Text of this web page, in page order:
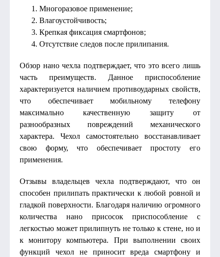
Многоразовое применение;
Влагоустойчивость;
Крепкая фиксация смартфонов;
Отсутствие следов после прилипания.
Обзор нано чехла подтверждает, что это всего лишь
часть преимуществ. Данное приспособление
характеризуется наличием противоударных свойств,
что обеспечивает мобильному телефону
максимально качественную защиту от
разнообразных повреждений механического
характера. Чехол самостоятельно восстанавливает
свою форму, что обеспечивает простоту его
применения.
Отзывы владельцев чехла подтверждают, что он
способен прилипать практически к любой ровной и
гладкой поверхности. Благодаря наличию огромного
количества нано присосок приспособление с
легкостью может прилипнуть не только к стене, но и
к монитору компьютера. При выполнении своих
функций чехол не приносит вреда смартфону и